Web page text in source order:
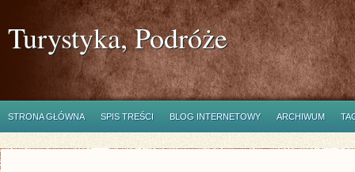
Turystyka, Podróże
STRONA GŁÓWNA SPIS TREŚCI BLOG INTERNETOWY ARCHIWUM